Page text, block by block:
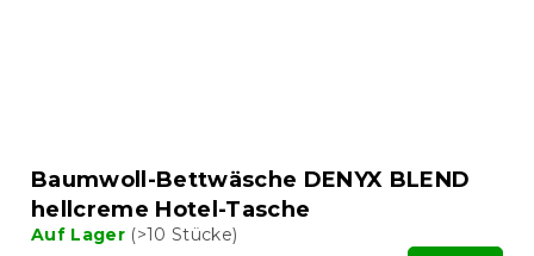
Baumwoll-Bettwäsche DENYX BLEND
hellcreme Hotel-Tasche
Auf Lager (>10 Stücke)